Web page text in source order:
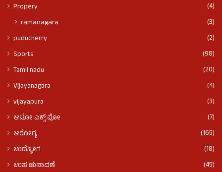
Propery
(4)
ramanagara (3)
puducherry
(2)
Sports
(98)
Tamil nadu
(20)
VIjayanagara
(4)
vijayapura
(3)
ಆಟೋ ಎಕ್ಸ್ ಪೋ
(7)
ಆರೋಗ್ಯ
(165)
ಉದ್ಯೋಗ
(18)
ಉಪ ಚುನಾವಣೆ
(45)